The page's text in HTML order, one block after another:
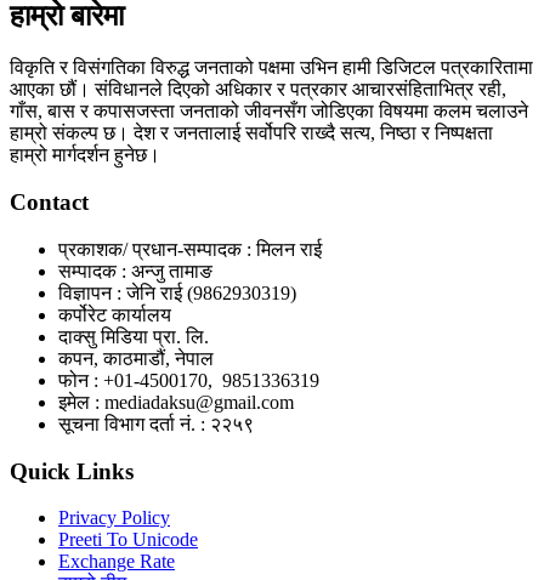
हाम्रो बारेमा
विकृति र विसंगतिका विरुद्ध जनताको पक्षमा उभिन हामी डिजिटल पत्रकारितामा
आएका छौं। संविधानले दिएको अधिकार र पत्रकार आचारसंहिताभित्र रही,
गाँस, बास र कपासजस्ता जनताको जीवनसँग जोडिएका विषयमा कलम चलाउने
हाम्रो संकल्प छ। देश र जनतालाई सर्वोपरि राख्दै सत्य, निष्ठा र निष्पक्षता
हाम्रो मार्गदर्शन हुनेछ।
Contact
प्रकाशक/ प्रधान-सम्पादक : मिलन राई
सम्पादक : अन्जु तामाङ
विज्ञापन : जेनि राई (9862930319)
कर्पोरेट कार्यालय
दाक्सु मिडिया प्रा. लि.
कपन, काठमाडौं, नेपाल
फोन : +01-4500170, 9851336319
इमेल : mediadaksu@gmail.com
सूचना विभाग दर्ता नं. : २२५९
Quick Links
Privacy Policy
Preeti To Unicode
Exchange Rate